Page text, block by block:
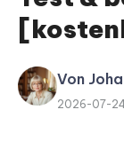
for iOS
PDNob
PDF
Editor
Von
2026-07-